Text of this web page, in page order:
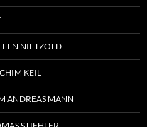
NIETZOLD
KEIL
ANDREAS MANN